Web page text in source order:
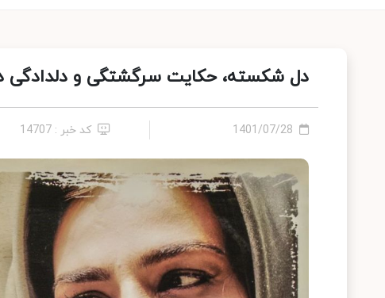
دل شکسته، حکایت سرگشتگی و دلدادگی
1401/07/28 کد خبر : 14707